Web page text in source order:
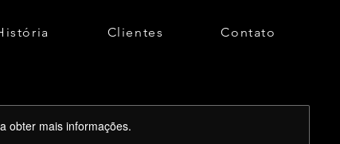
Clientes Contato
obter mais informações.